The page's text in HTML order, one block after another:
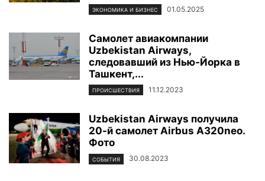
ЭКОНОМИКА И БИЗНЕС 01.05.2025
Cамолет авиакомпании
Uzbekistan Airways,
следовавший из Нью-Йорка в
Ташкент,...
ПРОИСШЕСТВИЯ 11.12.2023
Uzbekistan Airways получила
20-й самолет Airbus A320neo.
Фото
СОБЫТИЯ 30.08.2023